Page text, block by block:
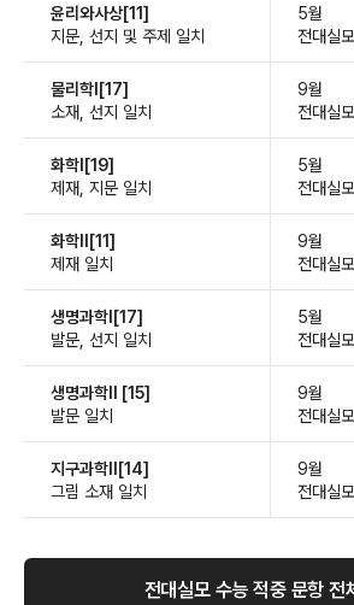
윤리와사상[11]
지문, 선지 및 주제 일치
5월
전대실
물리학Ⅰ[17]
소재, 선지 일치
9월
전대실
화학Ⅰ[19]
제재, 지문 일치
5월
전대실
화학Ⅱ[11]
제재 일치
9월
전대실
생명과학Ⅰ[17]
발문, 선지 일치
5월
전대실
생명과학Ⅱ [15]
발문 일치
9월
전대실
지구과학Ⅱ[14]
그림 소재 일치
9월
전대실
전대실모 수능 적중 문항 전